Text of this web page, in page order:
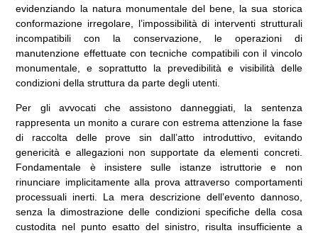
evidenziando la natura monumentale del bene, la sua storica
conformazione irregolare, l’impossibilità di interventi strutturali
incompatibili con la conservazione, le operazioni di
manutenzione effettuate con tecniche compatibili con il vincolo
monumentale, e soprattutto la prevedibilità e visibilità delle
condizioni della struttura da parte degli utenti.
Per gli avvocati che assistono danneggiati, la sentenza
rappresenta un monito a curare con estrema attenzione la fase
di raccolta delle prove sin dall’atto introduttivo, evitando
genericità e allegazioni non supportate da elementi concreti.
Fondamentale è insistere sulle istanze istruttorie e non
rinunciare implicitamente alla prova attraverso comportamenti
processuali inerti. La mera descrizione dell’evento dannoso,
senza la dimostrazione delle condizioni specifiche della cosa
custodita nel punto esatto del sinistro, risulta insufficiente a